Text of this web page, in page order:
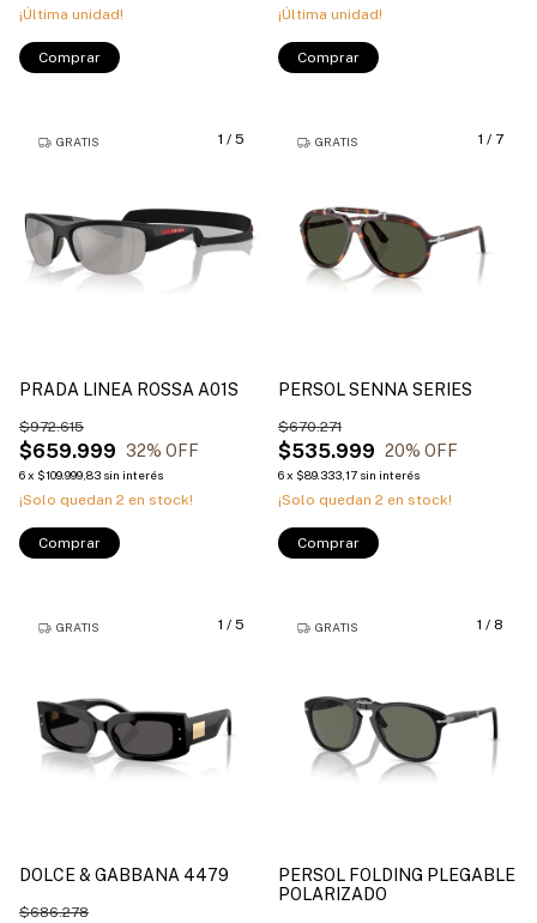
¡Última unidad!
Comprar
¡Última unidad!
Comprar
1 / 5
GRATIS
PRADA LINEA ROSSA A01S
$659.999
$972.615
32% OFF
6x $109.999,83 sin interés
¡Solo quedan 2 en stock!
Comprar
1 / 7
GRATIS
PERSOL SENNA SERIES
$535.999
$670.271
20% OFF
6x $89.333,17 sin interés
¡Solo quedan 2 en stock!
Comprar
1 / 5
GRATIS
DOLCE & GABBANA 4479
$686.278
1 / 8
GRATIS
PERSOL FOLDING PLEGABLE
POLARIZADO